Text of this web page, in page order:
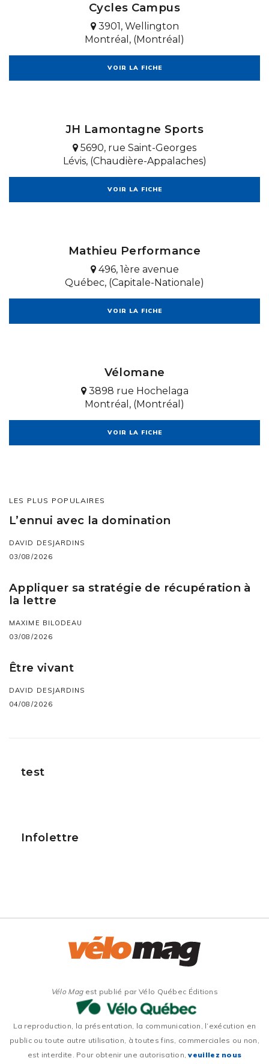
Cycles Campus
3901, Wellington
Montréal, (Montréal)
VOIR LA FICHE
JH Lamontagne Sports
5690, rue Saint-Georges
Lévis, (Chaudière-Appalaches)
VOIR LA FICHE
Mathieu Performance
496, 1ère avenue
Québec, (Capitale-Nationale)
VOIR LA FICHE
Vélomane
3898 rue Hochelaga
Montréal, (Montréal)
VOIR LA FICHE
LES PLUS POPULAIRES
L’ennui avec la domination
DAVID DESJARDINS
03/08/2026
Appliquer sa stratégie de récupération à
la lettre
MAXIME BILODEAU
03/08/2026
Être vivant
DAVID DESJARDINS
04/08/2026
test
Infolettre
Vélo Magest publié par Vélo Québec Éditions
La reproduction, la présentation, la communication, l’exécution en
public ou toute autre utilisation, à toutes fins, commerciales ou non,
est interdite. Pour obtenir une autorisation,veuillez nous